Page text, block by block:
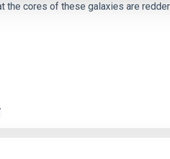
cores of these galaxies are